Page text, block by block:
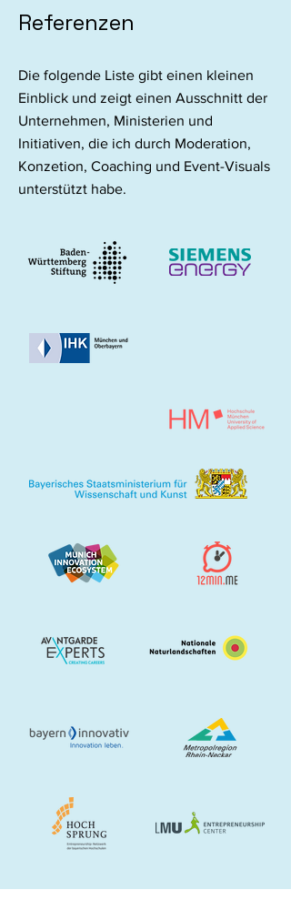
Referenzen
Die folgende Liste gibt einen kleinen
Einblick und zeigt einen Ausschnitt der
Unternehmen, Ministerien und
Initiativen, die ich durch Moderation,
Konzetion, Coaching und Event-Visuals
unterstützt habe.